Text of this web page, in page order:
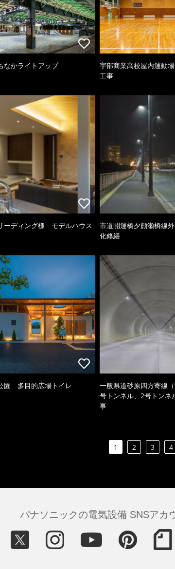
なかライトアップ
宇部商業高校屋内運動
工事
ーディング様 モデルハウス
市道開運橋夕顔瀬橋線
化修繕
園 多目的広場トイレ
一般県道砂原四方寄線
号トンネル、2号トンネ
事
1 2 3 4
パナソニックの電気設備 SNSアカ